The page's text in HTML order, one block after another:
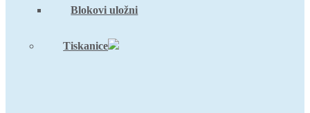
Blokovi uložni
Tiskanice